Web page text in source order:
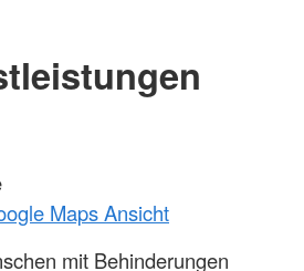
Maps Ansicht
mit Behinderungen